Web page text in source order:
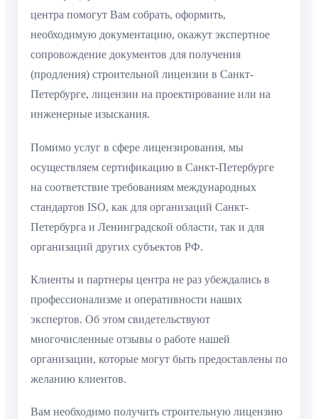
центра помогут Вам собрать, оформить,
необходимую документацию, окажут экспертное
сопровождение документов для получения
(продления) строительной лицензии в Санкт-
Петербурге, лицензии на проектирование или на
инженерные изыскания.
Помимо услуг в сфере лицензирования, мы
осуществляем сертификацию в Санкт-Петербурге
на соответствие требованиям международных
стандартов ISO, как для организаций Санкт-
Петербурга и Ленинградской области, так и для
организаций других субъектов РФ.
Клиенты и партнеры центра не раз убеждались в
профессионализме и оперативности наших
экспертов. Об этом свидетельствуют
многочисленные отзывы о работе нашей
организации, которые могут быть предоставлены по
желанию клиентов.
Вам необходимо получить строительную лицензию